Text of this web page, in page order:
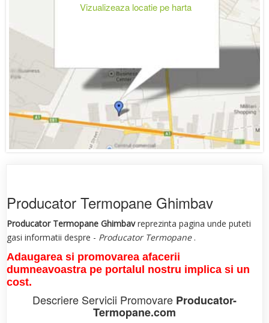
Vizualizeaza locatie pe harta
Producator Termopane Ghimbav
Producator Termopane Ghimbavreprezinta pagina unde puteti
gasi informatii despre - Producator Termopane .
Adaugarea si promovarea afacerii
dumneavoastra pe portalul nostru implica si un
cost.
Descriere Servicii Promovare Producator-
Termopane.com